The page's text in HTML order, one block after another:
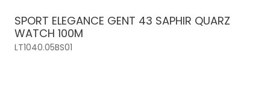
SPORT ELEGANCE GENT 43 SAPHIR QUARZ
WATCH 100M
LT1040.05BS01